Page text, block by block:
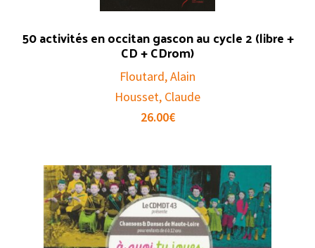
50 activités en occitan gascon au cycle 2 (libre +
CD + CDrom)
Floutard, Alain
Housset, Claude
26.00€